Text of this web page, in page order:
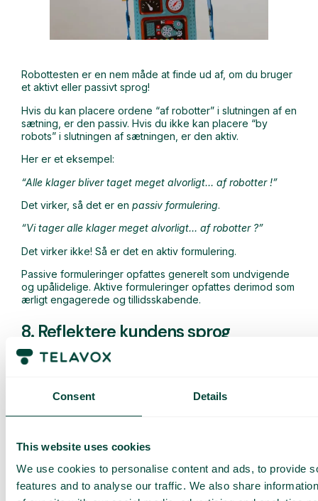
Consent Details
This website uses cookies
We use cookies to personalise content and ads, to provide
features and to analyse our traffic. We also share
Robottesten er en nem måde at finde ud af, om du bruger
et aktivt eller passivt sprog!
Hvis du kan placere ordene “af robotter” i slutningen af en
sætning, er den passiv. Hvis du ikke kan placere “by
robots” i slutningen af sætningen, er den aktiv.
Her er et eksempel:
“Alle klager bliver taget meget alvorligt… af robotter !”
Det virker, så det er en passiv formulering.
“Vi tager alle klager meget alvorligt… af robotter ?”
Det virker ikke! Så er det en aktiv formulering.
Passive formuleringer opfattes generelt som undvigende
og upålidelige. Aktive formuleringer opfattes derimod som
ærligt engagerede og tillidsskabende.
8. Reflektere kundens sprog
Med udbredelsen af chat og beskeder er der opstået et
bruge emojis?
sammenhænge, hvor det simpelthen ikke er passende.
Men det afhænger også af, hvem du taler med.